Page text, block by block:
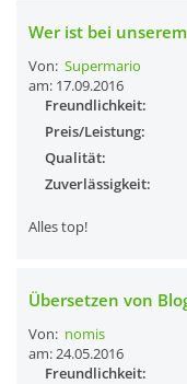
Wer ist bei
Von: Supermario
am: 17.09.2016
Freundlichkeit:
Preis/Leistung:
Qualität:
Zuverlässigkeit:
Alles top!
Übersetzen von
Von: nomis
am: 24.05.2016
Freundlichkeit: